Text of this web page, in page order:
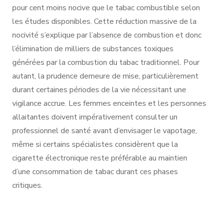
pour cent moins nocive que le tabac combustible selon
les études disponibles. Cette réduction massive de la
nocivité s’explique par l’absence de combustion et donc
l’élimination de milliers de substances toxiques
générées par la combustion du tabac traditionnel. Pour
autant, la prudence demeure de mise, particulièrement
durant certaines périodes de la vie nécessitant une
vigilance accrue. Les femmes enceintes et les personnes
allaitantes doivent impérativement consulter un
professionnel de santé avant d’envisager le vapotage,
même si certains spécialistes considèrent que la
cigarette électronique reste préférable au maintien
d’une consommation de tabac durant ces phases
critiques.